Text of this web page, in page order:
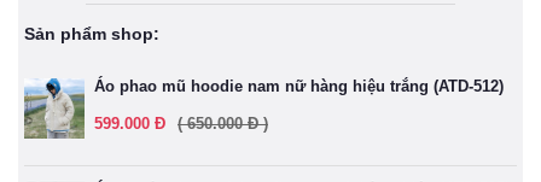
Sản phẩm shop:
Áo phao mũ hoodie nam nữ hàng hiệu trắng (ATD-512)
599.000 Đ ( 650.000 Đ )